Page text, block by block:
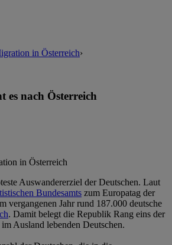
in Österreich›
es nach Österreich
in Österreich
Auswandererziel der Deutschen. Laut
Bundesamts zum Europatag der
vergangenen Jahr rund 187.000 deutsche
. Damit belegt die Republik Rang eins der
Ausland lebenden Deutschen.